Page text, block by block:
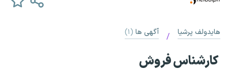
هایدولف پرشیا / آگهی ها (۱)
کارشناس فروش